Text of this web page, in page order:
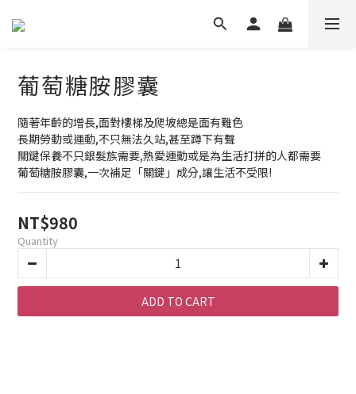
葡萄糖胺膠囊
隨著年齡的增長,面對樓梯及爬坡總是面有難色
長期勞動或運動,不只無法久站,甚至蹲下有聲
關鍵保養不只銀髮族需要,熱愛運動或是為生活打拼的人都需要
葡萄糖胺膠囊,一次補足「關鍵」成分,讓生活不受限!
NT$980
Quantity
ADD TO CART